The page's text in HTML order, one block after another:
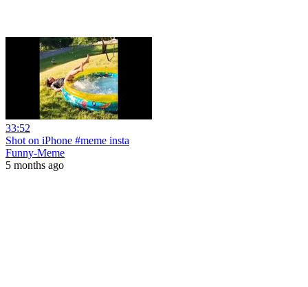
33:52
Shot on iPhone #meme insta
Funny-Meme
5 months ago